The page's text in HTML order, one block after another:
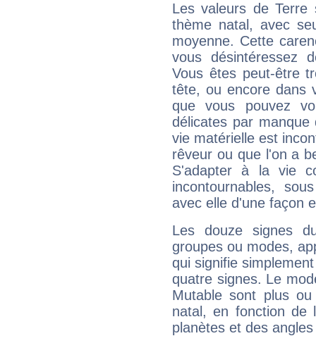
Les valeurs de Terre
thème natal, avec
moyenne. Cette
vous désintéressez
Vous êtes peut-être
tête, ou encore dans
que vous pouvez
délicates par
vie matérielle est
rêveur ou que l'on a
S'adapter à la vie
incontournables,
avec elle d'une façon
Les douze signes
groupes ou modes,
qui signifie
quatre signes. Le
Mutable sont plus
natal, en fonction de
planètes et des